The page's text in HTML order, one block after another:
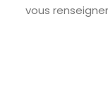
vous